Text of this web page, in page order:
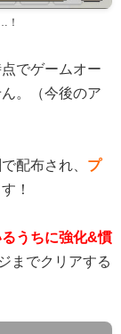
！
でゲームオー
。（今後のア
配布され、 プ
！
うちに強化&慣
までクリアする